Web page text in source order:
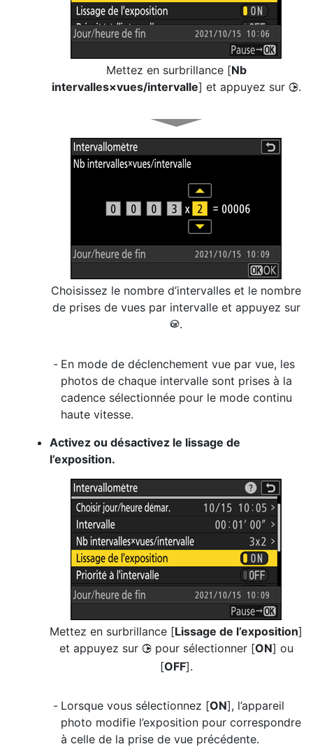
Mettez en surbrillance [Nb
intervalles×vues/intervalle] et appuyez sur 2.
Choisissez le nombre d’intervalles et le nombre
de prises de vues par intervalle et appuyez sur
J.
En mode de déclenchement vue par vue, les
photos de chaque intervalle sont prises à la
cadence sélectionnée pour le mode continu
haute vitesse.
Activez ou désactivez le lissage de
l’exposition.
Mettez en surbrillance [Lissage de l’exposition]
et appuyez sur 2pour sélectionner [ON] ou
[OFF].
Lorsque vous sélectionnez [ON], l’appareil
photo modifie l’exposition pour correspondre
à celle de la prise de vue précédente.